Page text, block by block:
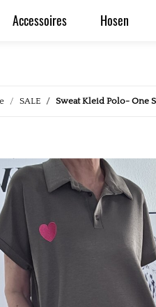
Accessoires Hosen
SALE Sweat Kleid Polo- One